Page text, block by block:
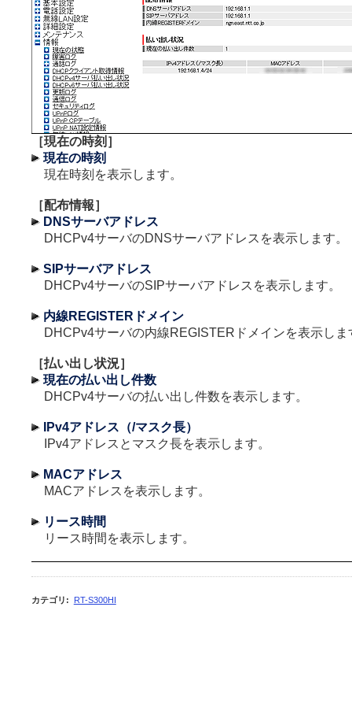
［現在の時刻］
現在の時刻
現在時刻を表示します。
［配布情報］
DNSサーバアドレス
DHCPv4サーバのDNSサーバアドレスを表示します。
SIPサーバアドレス
DHCPv4サーバのSIPサーバアドレスを表示します。
内線REGISTERドメイン
DHCPv4サーバの内線REGISTERドメインを表示しま
［払い出し状況］
現在の払い出し件数
DHCPv4サーバの払い出し件数を表示します。
IPv4アドレス（/マスク長）
IPv4アドレスとマスク長を表示します。
MACアドレス
MACアドレスを表示します。
リース時間
リース時間を表示します。
カテゴリ : RT-S300HI